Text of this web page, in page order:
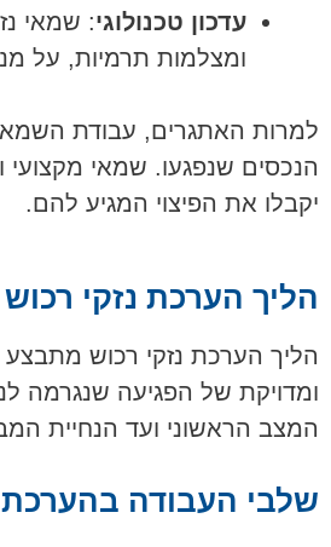
עדכון טכנולוגי: שמאי
ומצלמות תרמיות, על
למרות האתגרים, עבודת השמאי
הנכסים שנפגעו. שמאי מקצועי
יקבלו את הפיצוי המגיע להם.
הליך הערכת נזקי רכוש
הליך הערכת נזקי רכוש
ומדויקת של הפגיעה שנגרמה
המצב הראשוני ועד הנחיית
שלבי העבודה בהערכת